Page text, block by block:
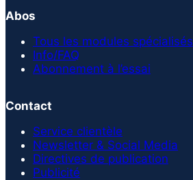
Abos
Tous les modules spécialisés
Info/FAQ
Abonnement à l’essai
Contact
Service clientèle
Newsletter & Social Media
Directives de publication
Publicité